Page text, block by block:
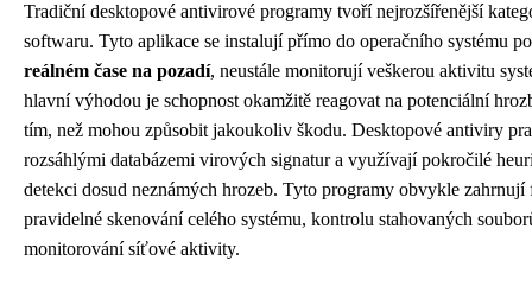
Tradiční desktopové antivirové programy tvoří nejrozšířenější
softwaru. Tyto aplikace se instalují přímo do operačního systému
reálném čase na pozadí, neustále monitorují veškerou aktivitu
hlavní výhodou je schopnost okamžitě reagovat na potenciální
tím, než mohou způsobit jakoukoliv škodu. Desktopové antiviry
rozsáhlými databázemi virových signatur a využívají pokročilé
detekci dosud neznámých hrozeb. Tyto programy obvykle zahrnují
pravidelné skenování celého systému, kontrolu stahovaných
monitorování síťové aktivity.